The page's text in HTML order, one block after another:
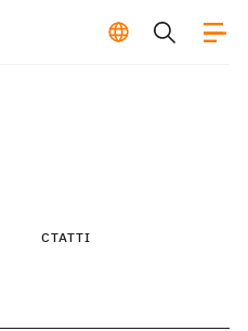
СТАТТІ